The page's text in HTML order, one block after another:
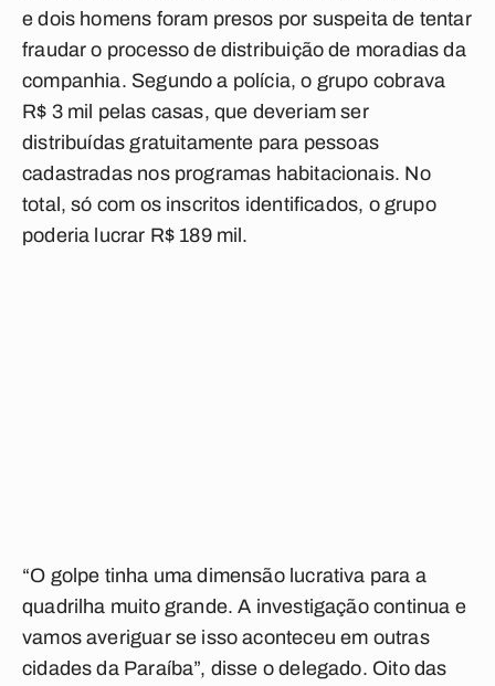
e dois homens foram presos por suspeita de tentar
fraudar o processo de distribuição de moradias da
companhia. Segundo a polícia, o grupo cobrava
R$ 3 mil pelas casas, que deveriam ser
distribuídas gratuitamente para pessoas
cadastradas nos programas habitacionais. No
total, só com os inscritos identificados, o grupo
poderia lucrar R$ 189 mil.
“O golpe tinha uma dimensão lucrativa para a
quadrilha muito grande. A investigação continua e
vamos averiguar se isso aconteceu em outras
cidades da Paraíba”, disse o delegado. Oito das